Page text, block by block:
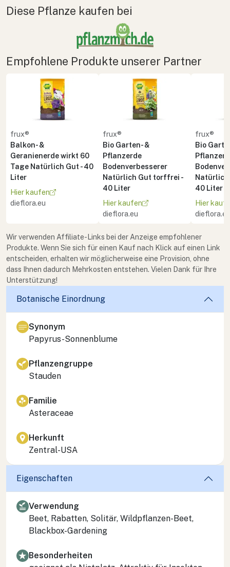
Diese Pflanze kaufen bei
Empfohlene Produkte unserer Partner
frux®
Balkon- &
Geranienerde wirkt 60
Tage Natürlich Gut - 40
Liter
Hier kaufen
dieflora.eu
frux®
Bio Garten- &
Pflanzerde
Bodenverbesserer
Natürlich Gut torffrei -
40 Liter
Hier kaufen
dieflora.eu
frux®
Bio
40 Liter
Hier
dieflora.eu
Wir verwenden Affiliate-Links bei der Anzeige empfohlener
Produkte. Wenn Sie sich für einen Kauf nach Klick auf einen Link
entscheiden, erhalten wir möglicherweise eine Provision, ohne
dass Ihnen dadurch Mehrkosten entstehen. Vielen Dank für Ihre
Unterstützung!
Botanische Einordnung
Synonym
Papyrus-Sonnenblume
Pflanzengruppe
Stauden
Familie
Asteraceae
Herkunft
Zentral-USA
Eigenschaften
Verwendung
Beet, Rabatten, Solitär, Wildpflanzen-Beet,
Blackbox-Gardening
Besonderheiten